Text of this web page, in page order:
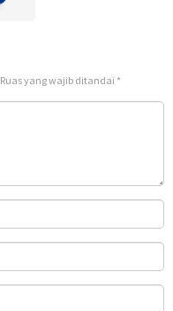
Ruas yang wajib ditandai *